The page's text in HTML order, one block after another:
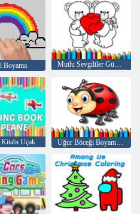
Boyama Mutlu Sevgililer Günü Boyama
Uçak Uğur Böceği Boyama Kitabı